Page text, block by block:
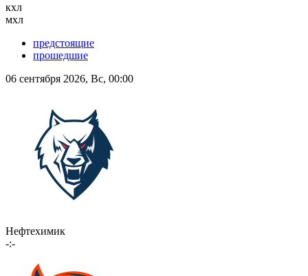
кхл
мхл
предстоящие
прошедшие
06 сентября 2026, Вс, 00:00
Нефтехимик
-:-